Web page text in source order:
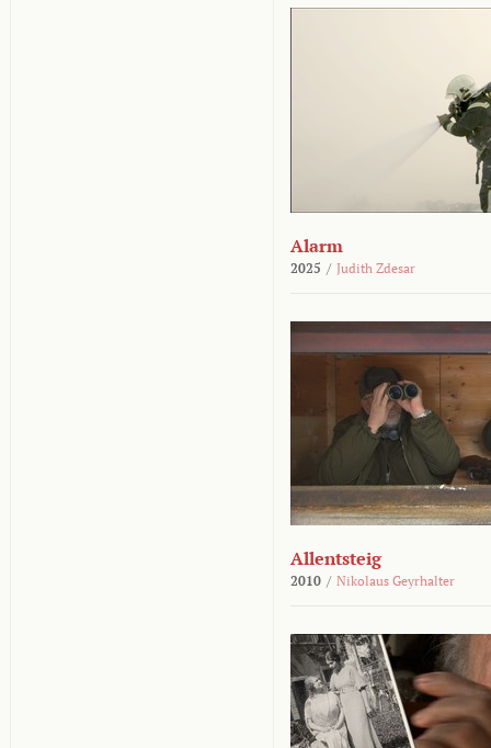
Alarm
2025 / Judith Zdesar
Allentsteig
2010 / Nikolaus Geyrhalter